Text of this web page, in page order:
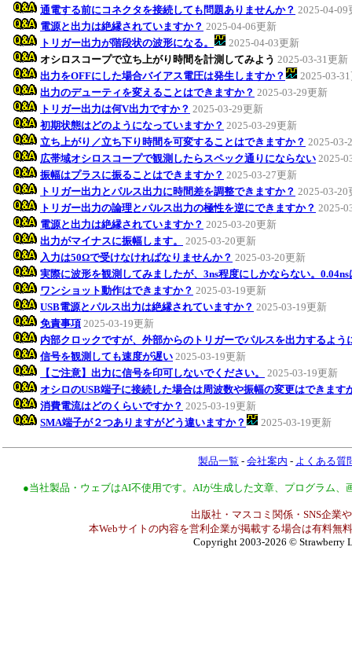
通電する前にコネクタを接続しても問題ありませんか？ 2025-04-09
電源と出力は絶縁されていますか？ 2025-04-06更新
トリガー出力が階段状の波形になる。
2025-04-03更新
オシロスコープで立ち上がり時間を計測してみよう 2025-03-31更新
出力をOFFにした場合バイアス電圧は発生しますか？
2025-03-
出力のデューティを変えることはできますか？ 2025-03-29更新
トリガー出力は何V出力ですか？ 2025-03-29更新
初期状態はどのようになっていますか？ 2025-03-29更新
立ち上がり／立ち下り時間を可変することはできますか？ 2025-03-
広帯域オシロスコープで観測したらスペック通りにならない 2025-
振幅はプラスに振ることはできますか？ 2025-03-27更新
トリガー出力とパルス出力に時間差を調整できますか？ 2025-03-20
トリガー出力の論理とパルス出力の極性を逆にできますか？ 2025-
電源と出力は絶縁されていますか？ 2025-03-20更新
出力がマイナスに振幅します。
2025-03-20更新
入力は50Ωで受けなければなりませんか？ 2025-03-20更新
実際に波形を観測してみましたが、3ns程度にしかならない。
ワンショット動作はできますか？ 2025-03-19更新
USB電源とパルス出力は絶縁されていますか？ 2025-03-19更新
免責事項 2025-03-19更新
内部クロックですが、外部からのトリガーでパルスを出力するよう
信号を観測しても速度が遅い 2025-03-19更新
【ご注意】出力に信号を印可しないでください。
2025-03-19更新
オシロのUSB端子に接続した場合は周波数や振幅の変更はできます
消費電流はどのくらいですか？ 2025-03-19更新
SMA端子が２つありますがどう違いますか？
2025-03-19更新
製品一覧 - 会社案内 - よくある質
●当社製品・ウェブはAI不使用です。AIが生成した文章、プログラム
出版社・マスコミ関係・SNS企業
本Webサイトの内容を営利企業が掲載する場合は有料無
Copyright 2003-2026 © Strawberry